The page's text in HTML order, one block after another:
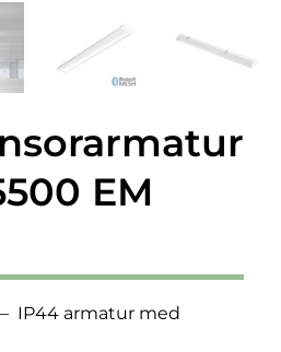
EM
IP44 armatur med